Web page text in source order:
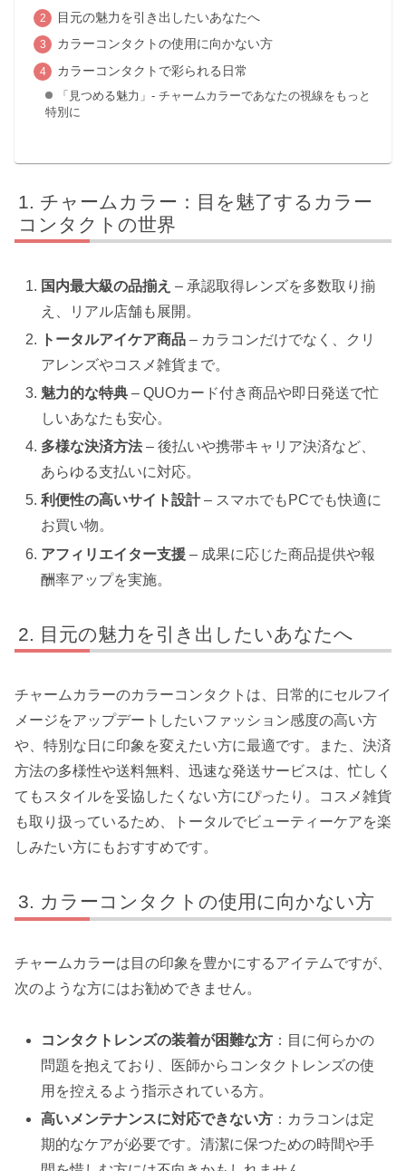
目元の魅力を引き出したいあなたへ
カラーコンタクトの使用に向かない方
カラーコンタクトで彩られる日常
「見つめる魅力」- チャームカラーであなたの視線をもっと
特別に
チャームカラー：目を魅了するカラー
コンタクトの世界
国内最大級の品揃え – 承認取得レンズを多数取り揃
え、リアル店舗も展開。
トータルアイケア商品 – カラコンだけでなく、クリ
アレンズやコスメ雑貨まで。
魅力的な特典 – QUOカード付き商品や即日発送で忙
しいあなたも安心。
多様な決済方法 – 後払いや携帯キャリア決済など、
あらゆる支払いに対応。
利便性の高いサイト設計– スマホでもPCでも快適に
お買い物。
アフィリエイター支援 – 成果に応じた商品提供や報
酬率アップを実施。
目元の魅力を引き出したいあなたへ
チャームカラーのカラーコンタクトは、日常的にセルフイ
メージをアップデートしたいファッション感度の高い方
や、特別な日に印象を変えたい方に最適です。また、決済
方法の多様性や送料無料、迅速な発送サービスは、忙しく
てもスタイルを妥協したくない方にぴったり。コスメ雑貨
も取り扱っているため、トータルでビューティーケアを楽
しみたい方にもおすすめです。
カラーコンタクトの使用に向かない方
チャームカラーは目の印象を豊かにするアイテムですが、
次のような方にはお勧めできません。
コンタクトレンズの装着が困難な方 ：目に何らかの
問題を抱えており、医師からコンタクトレンズの使
用を控えるよう指示されている方。
高いメンテナンスに対応できない方 ：カラコンは定
期的なケアが必要です。清潔に保つための時間や手